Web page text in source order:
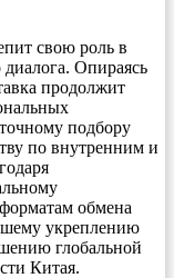
свою роль в
диалога. Опираясь
продолжит
подбору
по внутренним и
обмена
укреплению
глобальной
Китая.